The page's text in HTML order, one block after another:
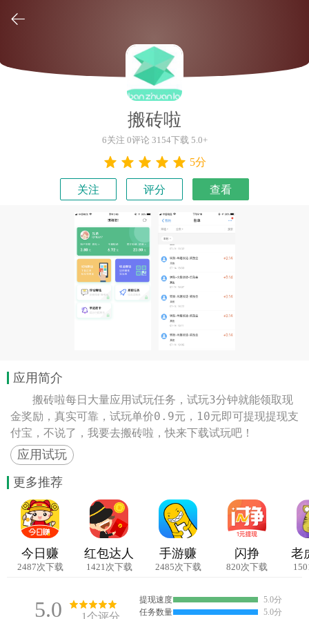

搬砖啦
6关注 0评论 3154下载 5.0+
5分
关注 评分 查看
应用简介
搬砖啦每日大量应用试玩任务，试玩3分钟就能领取现
金奖励，真实可靠，试玩单价0.9元，10元即可提现提现支
付宝，不说了，我要去搬砖啦，快来下载试玩吧！
应用试玩
更多推荐
今日赚
2487次下载
红包达人
1421次下载
手游赚
2485次下载
闪挣
820次下载
老
5.0 提现速度
5.0分
任务数量
5.0分